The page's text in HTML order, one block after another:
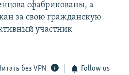
сфабрикованы, а
за свою гражданскую
участник
без VPN Follow us